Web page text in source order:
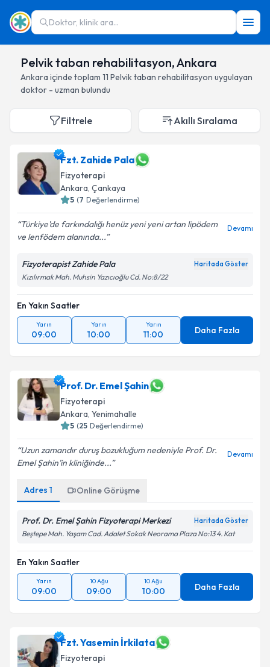
Doktor, klinik ara...
Pelvik taban rehabilitasyon, Ankara
Ankara içinde toplam 11 Pelvik taban rehabilitasyon uygulayan
doktor - uzman bulundu
Filtrele Akıllı Sıralama
Fzt. Zahide Pala
Fizyoterapi
Ankara, Çankaya
5 (7 Değerlendirme)
Türkiye'de farkındalığı henüz yeni yeni artan lipödem
ve lenfödem alanında...
Devamı
Fizyoterapist Zahide Pala Haritada Göster
Kızılırmak Mah. Muhsin Yazıcıoğlu Cd. No:8/22
En Yakın Saatler
Yarın
09:00
Yarın
10:00
Yarın
11:00 Daha Fazla
Prof. Dr. Emel Şahin
Fizyoterapi
Ankara, Yenimahalle
5 (25 Değerlendirme)
Uzun zamandır duruş bozukluğum nedeniyle Prof. Dr.
Emel Şahin’in kliniğinde...
Devamı
Adres 1 Online Görüşme
Prof. Dr. Emel Şahin Fizyoterapi Merkezi Haritada Göster
Beştepe Mah. Yaşam Cad. Adalet Sokak Neorama Plaza No:13 4. Kat
En Yakın Saatler
Yarın
09:00
10 Ağu
09:00
10 Ağu
10:00 Daha Fazla
Fzt. Yasemin İrkilata
Fizyoterapi